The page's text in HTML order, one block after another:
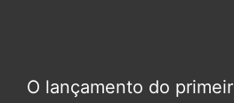
O lançamento do